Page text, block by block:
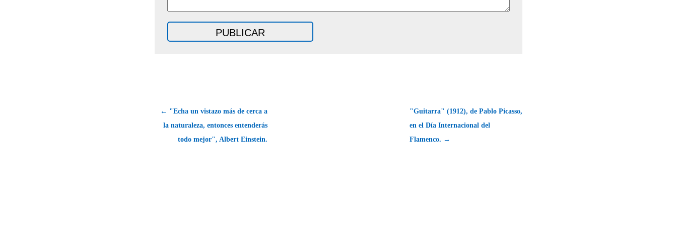
← "Echa un vistazo más de cerca a
la naturaleza, entonces entenderás
todo mejor", Albert Einstein.
"Guitarra" (1912), de Pablo Picasso,
en el Día Internacional del
Flamenco. →